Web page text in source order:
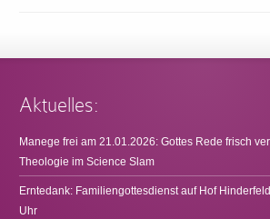
Aktuelles:
Manege frei am 21.01.2026: Gottes Rede frisch
Theologie im Science Slam
Erntedank: Familiengottesdienst auf Hof
Uhr